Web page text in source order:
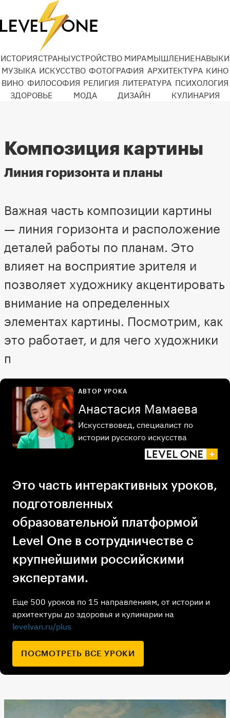
ИСТОРИЯСТРАНЫУСТРОЙСТВО МИРАМЫШЛЕНИЕНАВЫКИ
МУЗЫКА ИСКУССТВО ФОТОГРАФИЯ АРХИТЕКТУРА КИНО
ВИНО ФИЛОСОФИЯ РЕЛИГИЯ ЛИТЕРАТУРА ПСИХОЛОГИЯ
ЗДОРОВЬЕ
МОДА ДИЗАЙН КУЛИНАРИЯ
Композиция картины
Линия горизонта и планы
Важная часть композиции картины
— линия горизонта и расположение
деталей работы по планам. Это
влияет на восприятие зрителя и
позволяет художнику акцентировать
внимание на определенных
элементах картины. Посмотрим, как
это работает, и для чего художники
п
Это часть интерактивных уроков,
подготовленных
образовательной платформой
Level One в сотрудничестве с
крупнейшими российскими
экспертами.
Еще 500 уроков по 15 направлениям, от истории и
архитектуры до здоровья и кулинарии на
levelvan.ru/plus
ПОСМОТРЕТЬ ВСЕ УРОКИ
АВТОР УРОКА
Анастасия Мамаева
Искусствовед, специалист по
истории русского искусства